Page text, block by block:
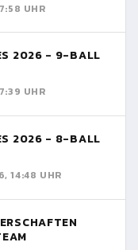
UHR
2026 - 9-BALL
UHR
2026 - 8-BALL
14:48 UHR